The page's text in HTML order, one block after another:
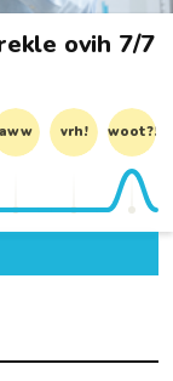
ovih 7/7
aww vrh! woot?!